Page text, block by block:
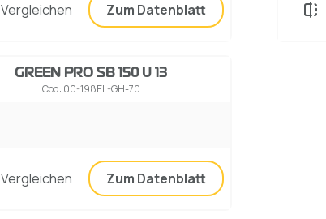
Vergleichen Zum Datenblatt
GREEN PRO SB 150 U 13
Cod: 00-198EL-GH-70
Vergleichen Zum Datenblatt